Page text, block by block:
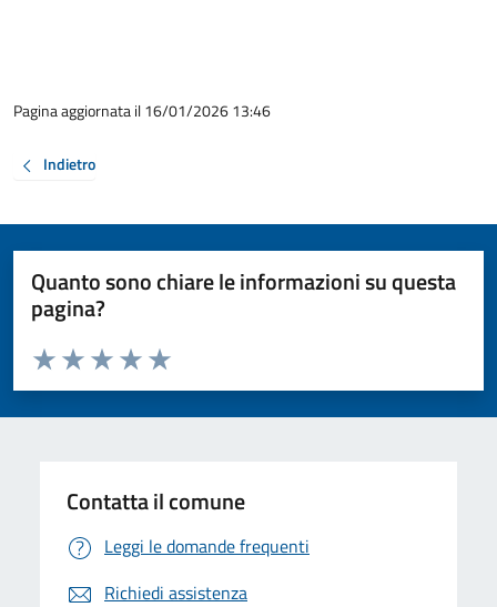
Pagina aggiornata il 16/01/2026 13:46
Indietro
Quanto sono chiare le informazioni su questa
pagina?
Valuta da 1 a 5 stelle la pagina
Valuta 5 stelle su 5
Valuta 4 stelle su 5
Valuta 3 stelle su 5
Valuta 2 stelle su 5
Valuta 1 stelle su 5
Contatta il comune
Leggi le domande frequenti
Richiedi assistenza